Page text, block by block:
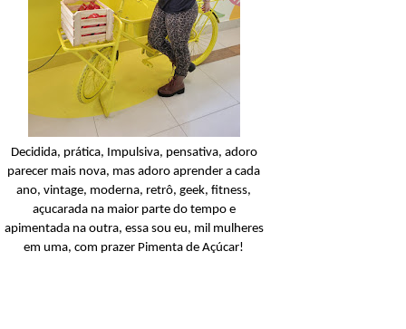
Condicionador Novex
Decidida, prática, Impulsiva, pensativa, adoro
parecer mais nova, mas adoro aprender a cada
ano, vintage, moderna, retrô, geek, fitness,
açucarada na maior parte do tempo e
apimentada na outra, essa sou eu, mil mulheres
em uma, com prazer Pimenta de Açúcar!